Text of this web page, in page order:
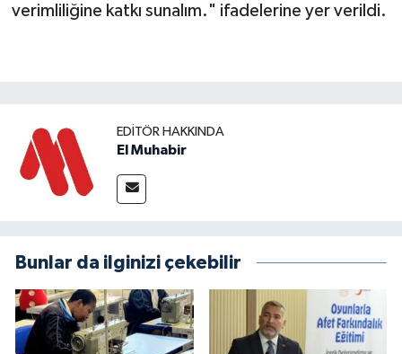
verimliliğine katkı sunalım." ifadelerine yer verildi.
EDITÖR HAKKINDA
El Muhabir
Bunlar da ilginizi çekebilir